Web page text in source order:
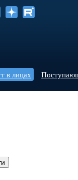
в лицах